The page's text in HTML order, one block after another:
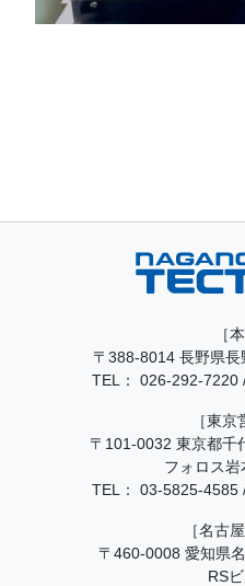
［
〒388-8014 長野県
TEL： 026-292-7220
［東京
〒101-0032 東京都千
フォロス
TEL： 03-5825-4585
［名古
〒460-0008 愛知県
RS